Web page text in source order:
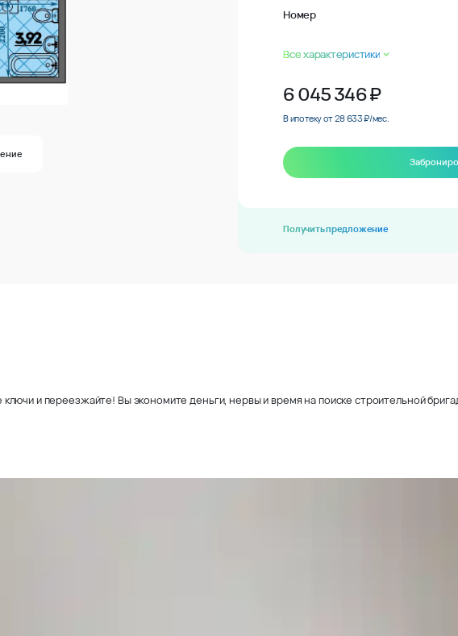
Номер
Все характеристики
6 045 346₽
В ипотеку от 28 633 ₽/мес.
Получить предложение
и переезжайте! Вы экономите деньги, нервы и время на поиске строительной